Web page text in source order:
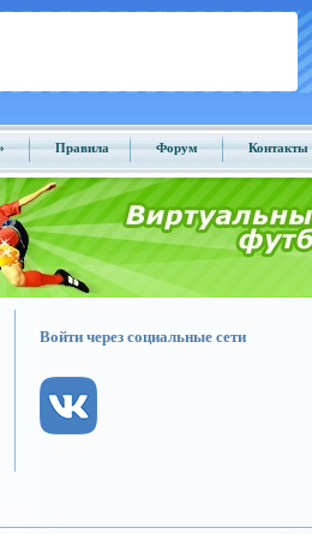
Правила Форум Контакты
Войти через социальные сети